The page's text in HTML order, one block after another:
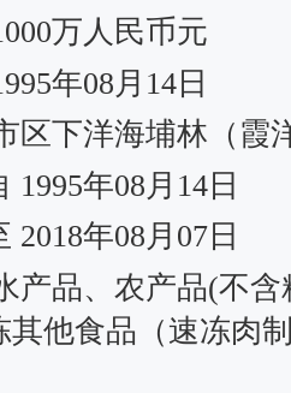
万人民币元
年08月14日
区下洋海埔林（霞
1995年08月14日
2018年08月07日
产品、农产品(不
其他食品（速冻肉